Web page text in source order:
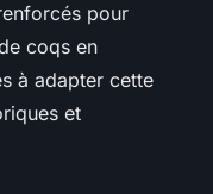
pour
coqs en
à adapter cette
et